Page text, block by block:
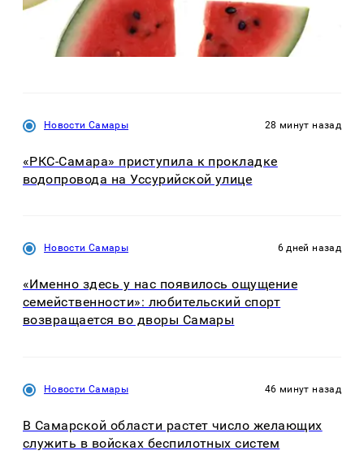
Новости Самары 28 минут назад
«РКС-Самара» приступила к прокладке
водопровода на Уссурийской улице
Новости Самары 6 дней назад
«Именно здесь у нас появилось ощущение
семейственности»: любительский спорт
возвращается во дворы Самары
Новости Самары 46 минут назад
В Самарской области растет число желающих
служить в войсках беспилотных систем